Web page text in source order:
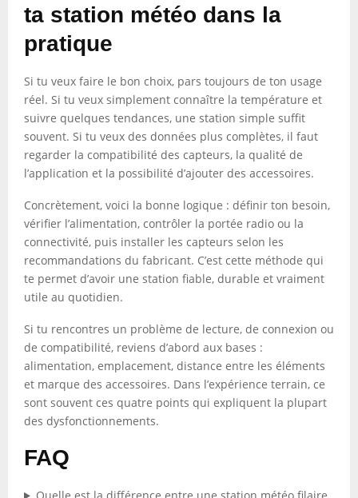
ta station météo dans la
pratique
Si tu veux faire le bon choix, pars toujours de ton usage
réel. Si tu veux simplement connaître la température et
suivre quelques tendances, une station simple suffit
souvent. Si tu veux des données plus complètes, il faut
regarder la compatibilité des capteurs, la qualité de
l’application et la possibilité d’ajouter des accessoires.
Concrètement, voici la bonne logique : définir ton besoin,
vérifier l’alimentation, contrôler la portée radio ou la
connectivité, puis installer les capteurs selon les
recommandations du fabricant. C’est cette méthode qui
te permet d’avoir une station fiable, durable et vraiment
utile au quotidien.
Si tu rencontres un problème de lecture, de connexion ou
de compatibilité, reviens d’abord aux bases :
alimentation, emplacement, distance entre les éléments
et marque des accessoires. Dans l’expérience terrain, ce
sont souvent ces quatre points qui expliquent la plupart
des dysfonctionnements.
FAQ